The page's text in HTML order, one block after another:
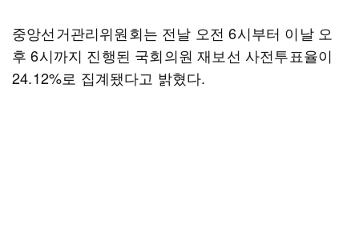
중앙선거관리위원회는 전날 오전 6시부터 이날 오
후 6시까지 진행된 국회의원 재보선 사전투표율이
24.12%로 집계됐다고 밝혔다.